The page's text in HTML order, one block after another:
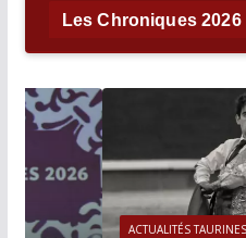
Les Chroniques 2026
ACTUALITÉS TAURINES